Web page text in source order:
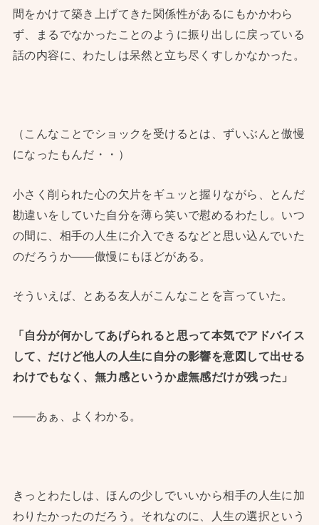
間をかけて築き上げてきた関係性があるにもかかわら
ず、まるでなかったことのように振り出しに戻っている
話の内容に、わたしは呆然と立ち尽くすしかなかった。
（こんなことでショックを受けるとは、ずいぶんと傲慢
になったもんだ・・）
小さく削られた心の欠片をギュッと握りながら、とんだ
勘違いをしていた自分を薄ら笑いで慰めるわたし。いつ
の間に、相手の人生に介入できるなどと思い込んでいた
のだろうか——傲慢にもほどがある。
そういえば、とある友人がこんなことを言っていた。
「自分が何かしてあげられると思って本気でアドバイス
して、だけど他人の人生に自分の影響を意図して出せる
わけでもなく、無力感というか虚無感だけが残った」
——あぁ、よくわかる。
きっとわたしは、ほんの少しでいいから相手の人生に加
わりたかったのだろう。それなのに、人生の選択という